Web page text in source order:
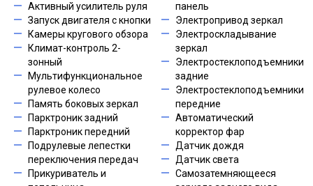
Активный усилитель руля
Запуск двигателя с кнопки
Камеры кругового обзора
Климат-контроль 2-
зонный
Мультифункциональное
рулевое колесо
Память боковых зеркал
Парктроник задний
Парктроник передний
Подрулевые лепестки
переключения передач
Прикуриватель и
панель
Электропривод зеркал
Электроскладывание
зеркал
Электростеклоподъемники
задние
Электростеклоподъемники
передние
Автоматический
корректор фар
Датчик дождя
Датчик света
Самозатемняющееся